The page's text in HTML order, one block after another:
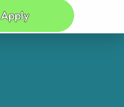
Apply